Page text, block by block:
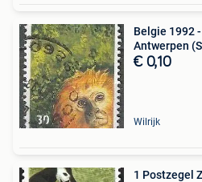
Belgie 1992
Antwerpen
€ 0,10
Wilrijk
1 Postzegel Zoo